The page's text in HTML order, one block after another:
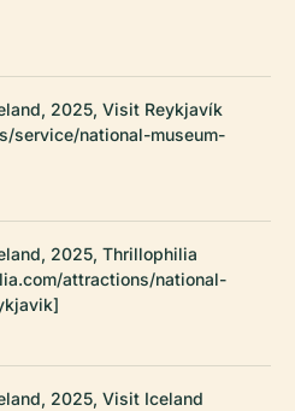
2025, Visit Reykjavík
service/national-museum-
2025, Thrillophilia
attractions/national-
2025, Visit Iceland